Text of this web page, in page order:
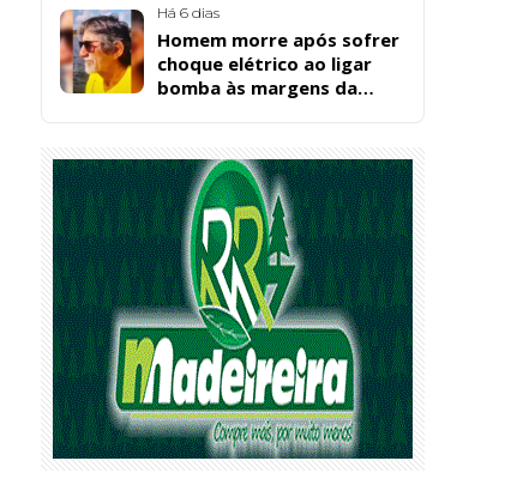
Santos, em Patos
Há 6 dias
Homem morre após sofrer
choque elétrico ao ligar
bomba às margens da